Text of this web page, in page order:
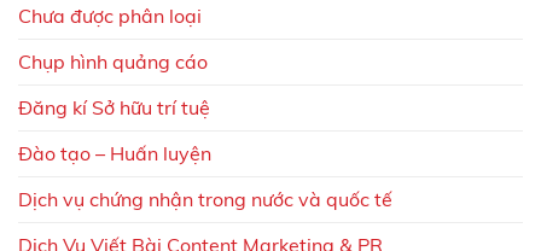
Chưa được phân loại
Chụp hình quảng cáo
Đăng kí Sở hữu trí tuệ
Đào tạo – Huấn luyện
Dịch vụ chứng nhận trong nước và quốc tế
Dịch Vụ Viết Bài Content Marketing & PR